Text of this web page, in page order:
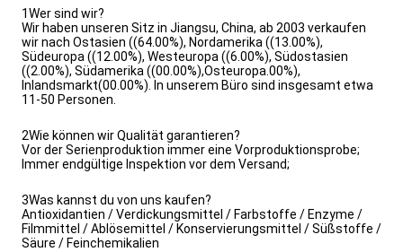
1Wer sind wir?
Wir haben unseren Sitz in Jiangsu, China, ab 2003 verkaufen
wir nach Ostasien ((64.00%), Nordamerika ((13.00%),
Südeuropa ((12.00%), Westeuropa ((6.00%), Südostasien
((2.00%), Südamerika ((00.00%),Osteuropa.00%),
Inlandsmarkt(00.00%). In unserem Büro sind insgesamt etwa
11-50 Personen.
2Wie können wir Qualität garantieren?
Vor der Serienproduktion immer eine Vorproduktionsprobe;
Immer endgültige Inspektion vor dem Versand;
3Was kannst du von uns kaufen?
Antioxidantien / Verdickungsmittel / Farbstoffe / Enzyme /
Filmmittel / Ablösemittel / Konservierungsmittel / Süßstoffe /
Säure / Feinchemikalien